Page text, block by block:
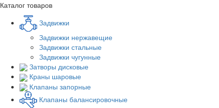
Каталог товаров
Задвижки
Задвижки нержавещие
Задвижки стальные
Задвижки чугунные
Затворы дисковые
Краны шаровые
Клапаны запорные
Клапаны балансировочные